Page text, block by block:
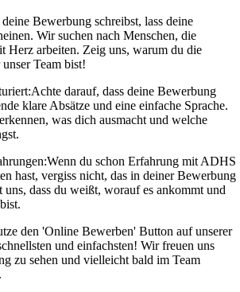
Bewerbung schreibst, lass deine
Wir suchen nach Menschen, die
Herz arbeiten. Zeig uns, warum du die
Team bist!
Achte darauf, dass deine Bewerbung
klare Absätze und eine einfache Sprache.
was dich ausmacht und welche
Wenn du schon Erfahrung mit ADHS
hast, vergiss nicht, das in deiner Bewerbung
dass du weißt, worauf es ankommt und
den 'Online Bewerben' Button auf unserer
und einfachsten! Wir freuen uns
zu sehen und vielleicht bald im Team